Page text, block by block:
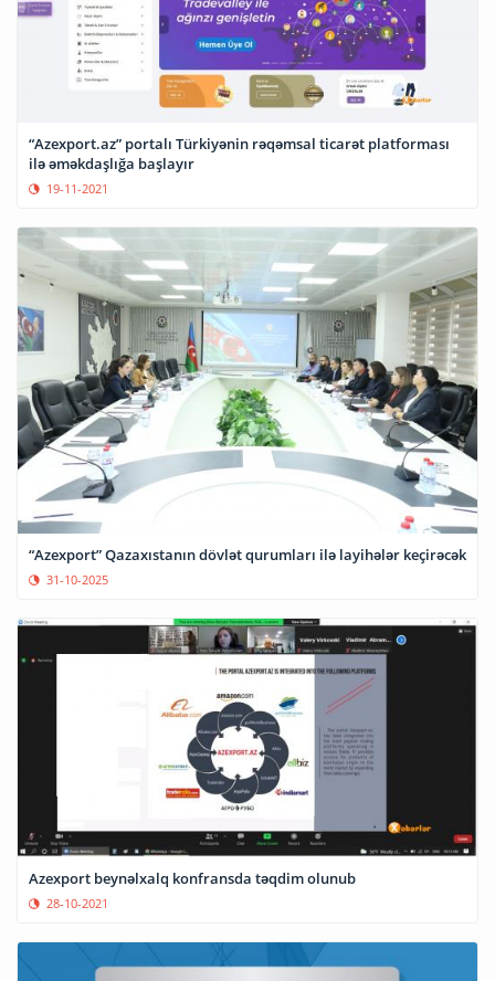
“Azexport.az” portalı Türkiyənin rəqəmsal ticarət platforması
ilə əməkdaşlığa başlayır
19-11-2021
“Azexport” Qazaxıstanın dövlət qurumları ilə layihələr keçirəcək
31-10-2025
Azexport beynəlxalq konfransda təqdim olunub
28-10-2021